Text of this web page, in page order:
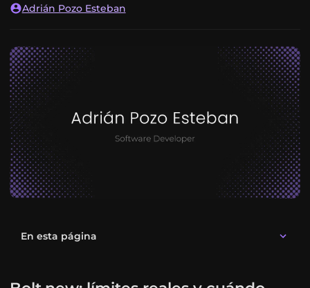
Adrián Pozo Esteban
En esta página